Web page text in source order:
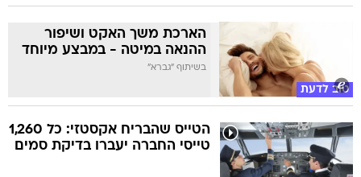
טוב לדעת
הארכת משך האקט ושיפור
ההנאה במיטה - במבצע מיוחד
בשיתוף "גברא"
הטייס שהבריח אקסטזי: כל 1,260
טייסי החברה יעברו בדיקת סמים